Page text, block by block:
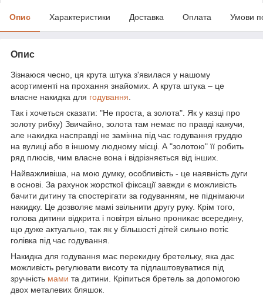
Опис Характеристики Доставка Оплата Умови
Опис
Зізнаюся чесно, ця крута штука з'явилася у нашому
асортименті на прохання знайомих. А крута штука – це
власне накидка для годування
Так і хочеться сказати: "Не проста, а золота". Як у казці про
золоту рибку) Звичайно, золота там немає по правді кажучи,
але накидка насправді не замінна під час годування груддю
на вулиці або в іншому людному місці. А "золотою" її робить
ряд плюсів, чим власне вона і відрізняється від інших.
Найважливіша, на мою думку, особливість - це наявність дуги
в основі. За рахунок жорсткої фіксації завжди є можливість
бачити дитину та спостерігати за годуванням, не піднімаючи
накидку. Це дозволяє мамі звільнити другу руку. Крім того,
голова дитини відкрита і повітря вільно проникає всередину,
що дуже актуально, так як у більшості дітей сильно потіє
голівка під час годування.
Накидка для годування має перекидну бретельку, яка дає
можливість регулювати висоту та підлаштовуватися під
зручність мами та дитини. Кріпиться бретель за допомогою
двох металевих бляшок.